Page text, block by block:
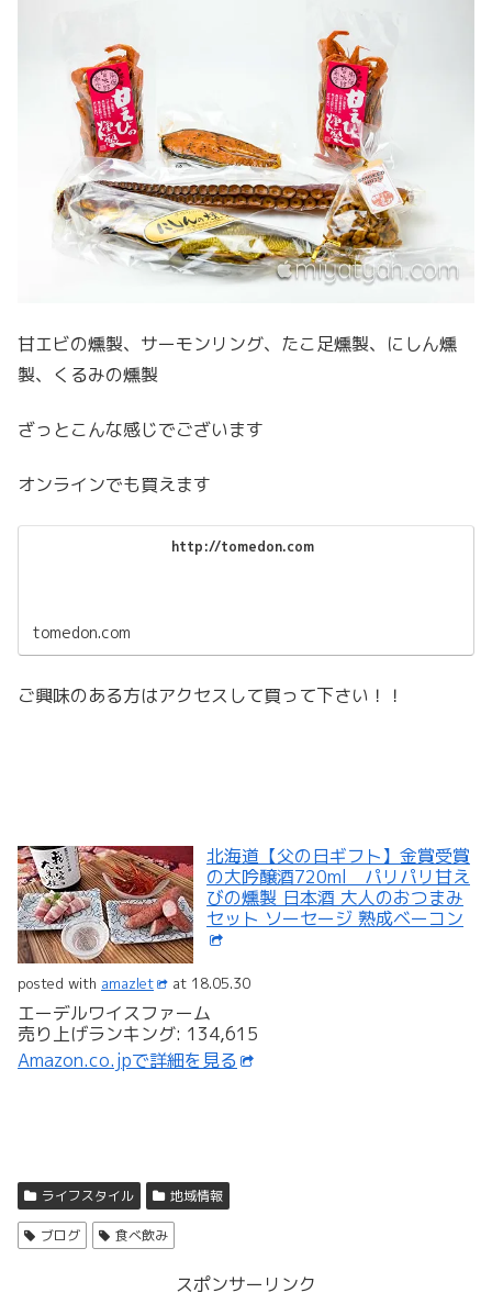
甘エビの燻製、サーモンリング、たこ足燻製、にしん燻
製、くるみの燻製
ざっとこんな感じでございます
オンラインでも買えます
http://tomedon.com
tomedon.com
ご興味のある方はアクセスして買って下さい！！
北海道【父の日ギフト】金賞受賞
の大吟醸酒720ml パリパリ甘え
びの燻製 日本酒 大人のおつまみ
セット ソーセージ 熟成ベーコン
posted with amazlet at 18.05.30
エーデルワイスファーム
売り上げランキング: 134,615
Amazon.co.jpで詳細を見る
ライフスタイル 地域情報
ブログ 食べ飲み
スポンサーリンク